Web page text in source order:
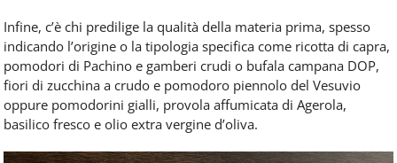
Infine, c’è chi predilige la qualità della materia prima, spesso
indicando l’origine o la tipologia specifica come ricotta di capra,
pomodori di Pachino e gamberi crudi o bufala campana DOP,
fiori di zucchina a crudo e pomodoro piennolo del Vesuvio
oppure pomodorini gialli, provola affumicata di Agerola,
basilico fresco e olio extra vergine d’oliva.